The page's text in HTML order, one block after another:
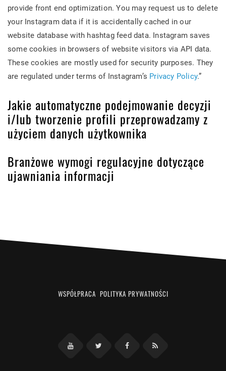
provide front end optimization. You may request us to delete
your Instagram data if it is accidentally cached in our
website database with hashtag feed data. Instagram saves
some cookies in browsers of website visitors via API data.
These cookies are mostly used for security purposes. They
are regulated under terms of Instagram’s Privacy Policy.”
Jakie automatyczne podejmowanie decyzji
i/lub tworzenie profili przeprowadzamy z
użyciem danych użytkownika
Branżowe wymogi regulacyjne dotyczące
ujawniania informacji
WSPÓŁPRACA POLITYKA PRYWATNOŚCI
YouTubeTwitter FacebookRSS